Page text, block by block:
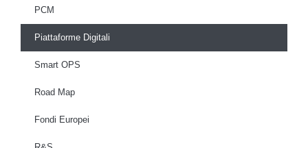
PCM
Piattaforme Digitali
Smart OPS
Road Map
Fondi Europei